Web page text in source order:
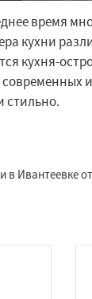
время
кухни
кухня-
стильно.
Ивантеевке
×